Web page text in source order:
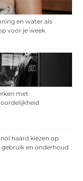
en water als
voor je week
met
haard kiezen op
en onderhoud